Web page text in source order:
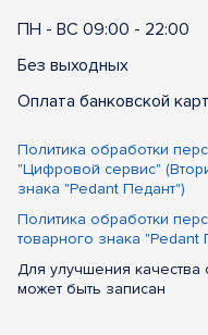
ПН - ВС 09:00 - 22:00
Без выходных
Оплата банковской
Политика обработки
"Цифровой сервис"
знака "Pedant Педант")
Политика обработки
товарного знака "Pedant
Для улучшения
может быть записан